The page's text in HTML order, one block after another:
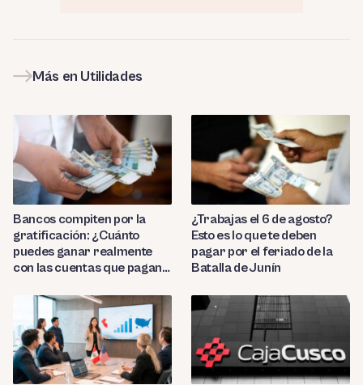
Más en Utilidades
Bancos compiten por la
gratificación: ¿Cuánto
puedes ganar realmente
con las cuentas que pagan
¿Trabajas el 6 de agosto?
Esto es lo que te deben
pagar por el feriado de la
Batalla de Junín